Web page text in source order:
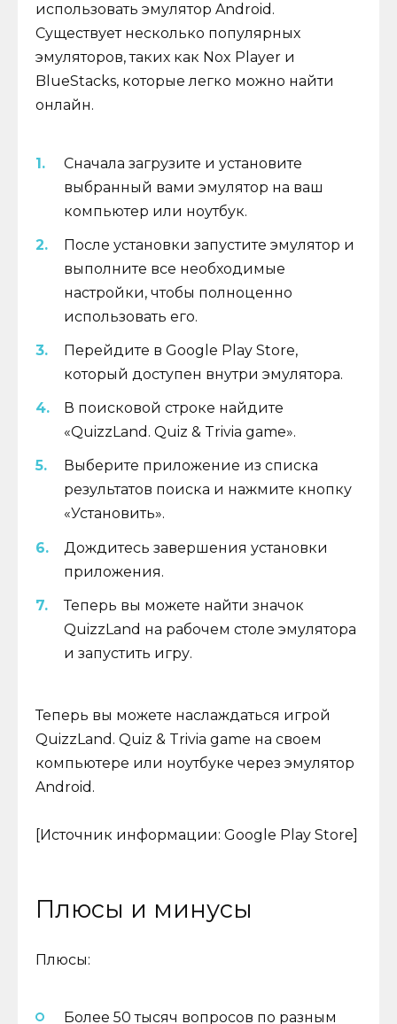
использовать эмулятор Android.
Существует несколько популярных
эмуляторов, таких как Nox Player и
BlueStacks, которые легко можно найти
онлайн.
Сначала загрузите и установите
выбранный вами эмулятор на ваш
компьютер или ноутбук.
После установки запустите эмулятор и
выполните все необходимые
настройки, чтобы полноценно
использовать его.
Перейдите в Google Play Store,
который доступен внутри эмулятора.
В поисковой строке найдите
«QuizzLand. Quiz & Trivia game».
Выберите приложение из списка
результатов поиска и нажмите кнопку
«Установить».
Дождитесь завершения установки
приложения.
Теперь вы можете найти значок
QuizzLand на рабочем столе эмулятора
и запустить игру.
Теперь вы можете наслаждаться игрой
QuizzLand. Quiz & Trivia game на своем
компьютере или ноутбуке через эмулятор
Android.
[Источник информации: Google Play Store]
Плюсы и минусы
Плюсы:
Более 50 тысяч вопросов по разным